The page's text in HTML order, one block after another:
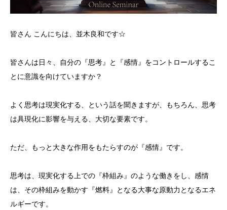
皆さん こんにちは、並木良和です☆
皆さんは日々、自分の『思考』と『感情』をコントロールするこ
とに意識を向けていますか？
よく思考は現実化する、という話を聞きますが、もちろん、思考
は具現化に影響を与える、大切な要素です。
ただ、もっと大きな作用をもたらすのが『感情』です。
思考は、現実化する上での『枠組み』のような働きをし、感情
は、その枠組みを動かす『燃料』となる大事な原動力となるエネ
ルギーです。